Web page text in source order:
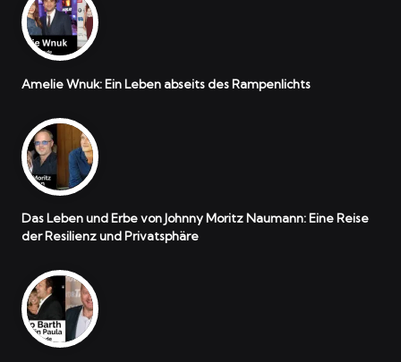
Amelie Wnuk: Ein Leben abseits des Rampenlichts
Das Leben und Erbe von Johnny Moritz Naumann: Eine Reise
der Resilienz und Privatsphäre